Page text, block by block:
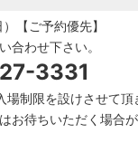
【ご予約優先】
合わせ下さい。
3331
制限を設けさせて頂
お待ちいただく場合が